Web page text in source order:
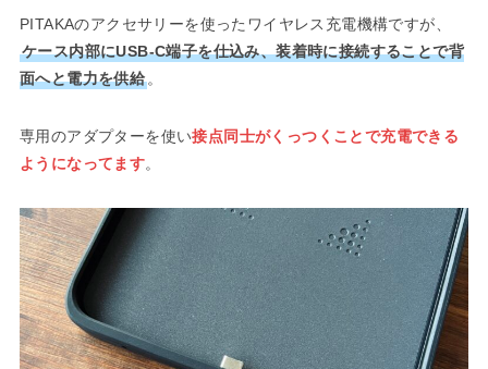
PITAKAのアクセサリーを使ったワイヤレス充電機構ですが、
ケース内部にUSB-C端子を仕込み、装着時に接続することで背
面へと電力を供給 。
専用のアダプターを使い接点同士がくっつくことで充電できる
ようになってます。